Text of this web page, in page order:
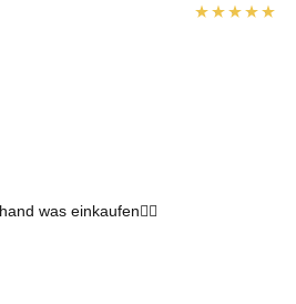
was einkaufen👍🏼